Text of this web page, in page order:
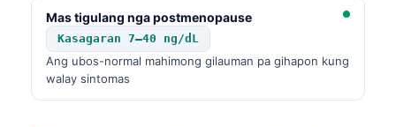
Mas tigulang nga postmenopause
Kasagaran 7–40 ng/dL
Ang ubos-normal mahimong gilauman pa gihapon kung
walay sintomas